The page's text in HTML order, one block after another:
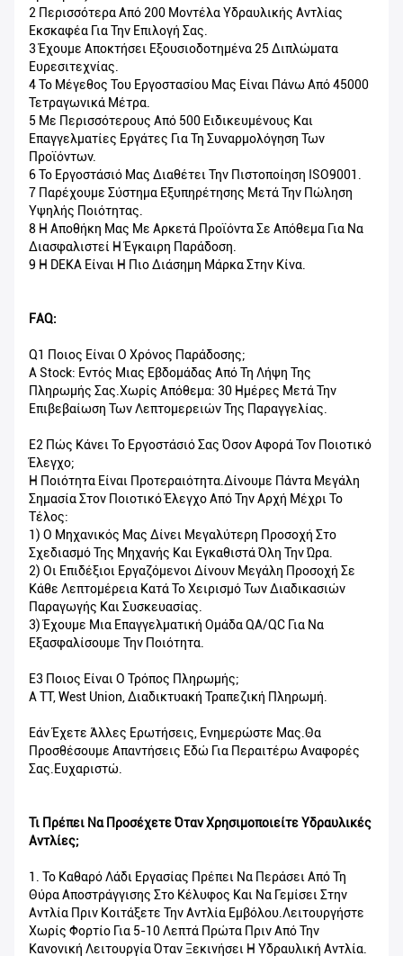
2 Περισσότερα Από 200 Μοντέλα Υδραυλικής Αντλίας
Εκσκαφέα Για Την Επιλογή Σας.
3 Έχουμε Αποκτήσει Εξουσιοδοτημένα 25 Διπλώματα
Ευρεσιτεχνίας.
4 Το Μέγεθος Του Εργοστασίου Μας Είναι Πάνω Από 45000
Τετραγωνικά Μέτρα.
5 Με Περισσότερους Από 500 Ειδικευμένους Και
Επαγγελματίες Εργάτες Για Τη Συναρμολόγηση Των
Προϊόντων.
6 Το Εργοστάσιό Μας Διαθέτει Την Πιστοποίηση ISO9001.
7 Παρέχουμε Σύστημα Εξυπηρέτησης Μετά Την Πώληση
Υψηλής Ποιότητας.
8 Η Αποθήκη Μας Με Αρκετά Προϊόντα Σε Απόθεμα Για Να
Διασφαλιστεί Η Έγκαιρη Παράδοση.
9 Η DEKA Είναι Η Πιο Διάσημη Μάρκα Στην Κίνα.
FAQ:
Q1 Ποιος Είναι Ο Χρόνος Παράδοσης;
A Stock: Εντός Μιας Εβδομάδας Από Τη Λήψη Της
Πληρωμής Σας.Χωρίς Απόθεμα: 30 Ημέρες Μετά Την
Επιβεβαίωση Των Λεπτομερειών Της Παραγγελίας.
Ε2 Πώς Κάνει Το Εργοστάσιό Σας Όσον Αφορά Τον Ποιοτικό
Έλεγχο;
Η Ποιότητα Είναι Προτεραιότητα.Δίνουμε Πάντα Μεγάλη
Σημασία Στον Ποιοτικό Έλεγχο Από Την Αρχή Μέχρι Το
Τέλος:
1) Ο Μηχανικός Μας Δίνει Μεγαλύτερη Προσοχή Στο
Σχεδιασμό Της Μηχανής Και Εγκαθιστά Όλη Την Ώρα.
2) Οι Επιδέξιοι Εργαζόμενοι Δίνουν Μεγάλη Προσοχή Σε
Κάθε Λεπτομέρεια Κατά Το Χειρισμό Των Διαδικασιών
Παραγωγής Και Συσκευασίας.
3) Έχουμε Μια Επαγγελματική Ομάδα QA/QC Για Να
Εξασφαλίσουμε Την Ποιότητα.
Ε3 Ποιος Είναι Ο Τρόπος Πληρωμής;
A TT, West Union, Διαδικτυακή Τραπεζική Πληρωμή.
Εάν Έχετε Άλλες Ερωτήσεις, Ενημερώστε Μας.Θα
Προσθέσουμε Απαντήσεις Εδώ Για Περαιτέρω Αναφορές
Σας.Ευχαριστώ.
Τι Πρέπει Να Προσέχετε Όταν Χρησιμοποιείτε Υδραυλικές
Αντλίες;
1. Το Καθαρό Λάδι Εργασίας Πρέπει Να Περάσει Από Τη
Θύρα Αποστράγγισης Στο Κέλυφος Και Να Γεμίσει Στην
Αντλία Πριν Κοιτάξετε Την Αντλία Εμβόλου.Λειτουργήστε
Χωρίς Φορτίο Για 5-10 Λεπτά Πρώτα Πριν Από Την
Κανονική Λειτουργία Όταν Ξεκινήσει Η Υδραυλική Αντλία.